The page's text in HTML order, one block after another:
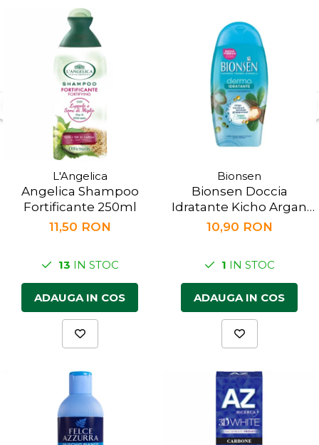
L'Angelica
Angelica Shampoo
Fortificante 250ml
11,50 RON
13 IN STOC
ADAUGA IN COS
Bionsen
Bionsen Doccia
Idratante Kicho Argan
250ml
10,90 RON
1 IN STOC
ADAUGA IN COS